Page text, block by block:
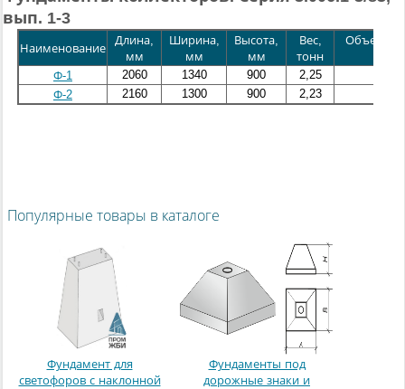
вып. 1-3
Наименование
Длина,
мм
Ширина,
мм
Высота,
мм
Вес,
тонн
Объем
Ф-1
2060 1340 900 2,25
Ф-2
2160 1300 900 2,23
Популярные товары в каталоге
Фундамент для
светофоров с наклонной
Фундаменты под
дорожные знаки и